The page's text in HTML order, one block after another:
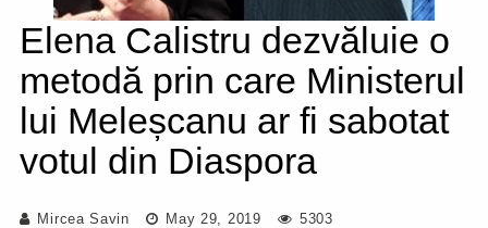
Elena Calistru dezvăluie o
metodă prin care Ministerul
lui Meleșcanu ar fi sabotat
votul din Diaspora
Mircea Savin May 29, 2019 5303